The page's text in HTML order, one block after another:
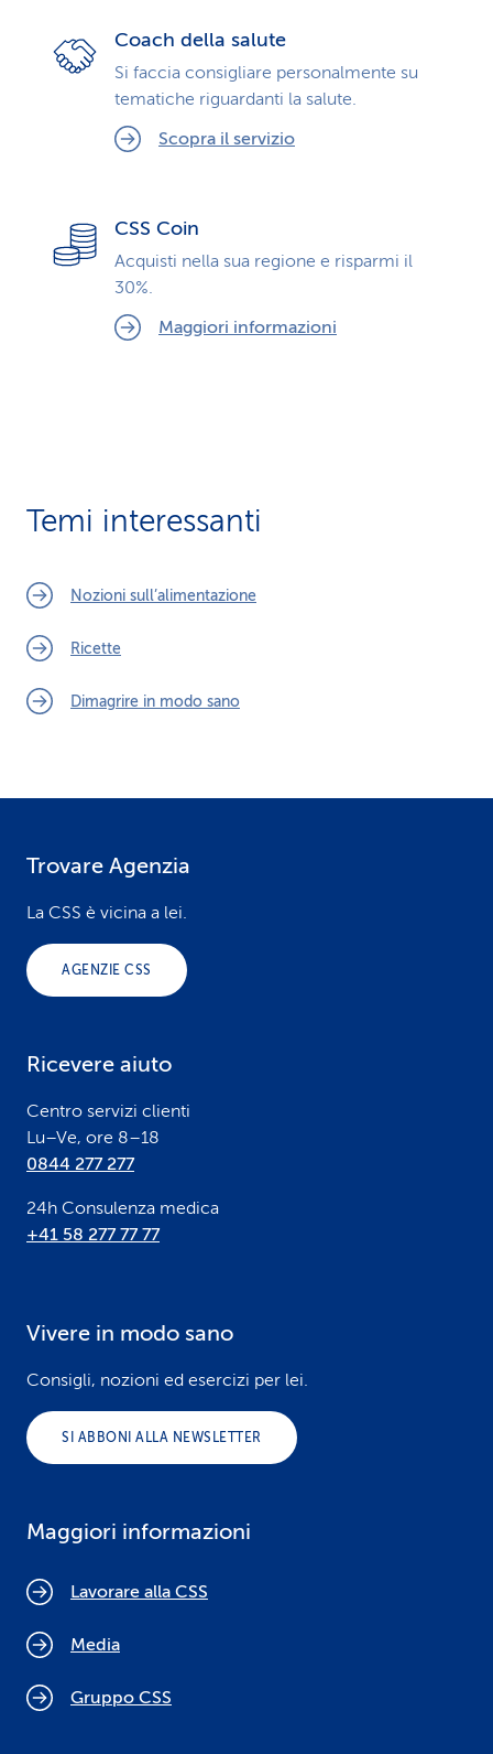
Coach della salute
Si faccia consigliare personalmente su
tematiche riguardanti la salute.
Scopra il servizio
CSS Coin
Acquisti nella sua regione e risparmi il
30%.
Maggiori informazioni
Temi interessanti
Nozioni sull’alimentazione
Ricette
Dimagrire in modo sano
Trovare Agenzia
La CSS è vicina a lei.
AGENZIE CSS
Ricevere aiuto
Centro servizi clienti
Lu–Ve, ore 8–18
0844 277 277
24h Consulenza medica
+41 58 277 77 77
Vivere in modo sano
Consigli, nozioni ed esercizi per lei.
SI ABBONI ALLA NEWSLETTER
Maggiori informazioni
Lavorare alla CSS
Media
Gruppo CSS